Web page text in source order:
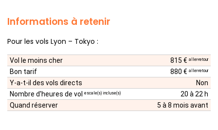
Informations à retenir
Pour les vols Lyon – Tokyo :
Vol le moins cher 815 € aller-retour
Bon tarif 880 € aller-retour
Y-a-t-il des vols directs
Non
Nombre d'heures de vol
escale(s) incluse(s)
20 à 22 h
Quand réserver
5 à 8 mois avant